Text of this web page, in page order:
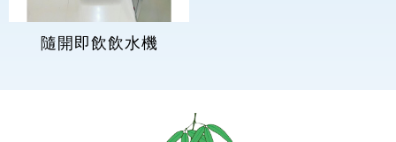
隨開即飲飲水機